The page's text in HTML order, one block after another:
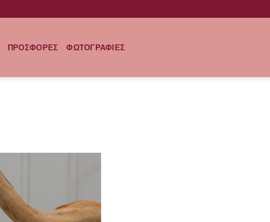
ΠΡΟΣΦΟΡΕΣ ΦΩΤΟΓΡΑΦΙΕΣ